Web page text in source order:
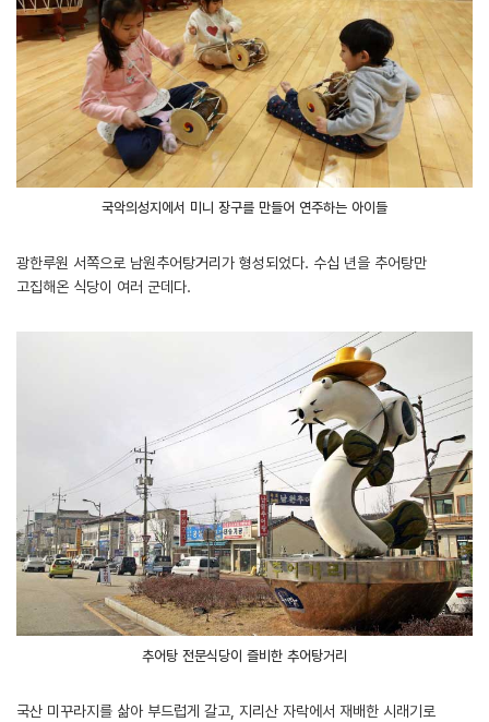
국악의성지에서 미니 장구를 만들어 연주하는 아이들
광한루원 서쪽으로 남원추어탕거리가 형성되었다. 수십 년을 추어탕만
고집해온 식당이 여러 군데다.
추어탕 전문식당이 즐비한 추어탕거리
국산 미꾸라지를 삶아 부드럽게 갈고, 지리산 자락에서 재배한 시래기로